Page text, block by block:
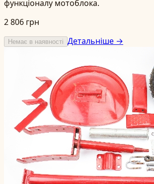
функціоналу мотоблока.
2 806 грн
Немає в наявності Детальніше →